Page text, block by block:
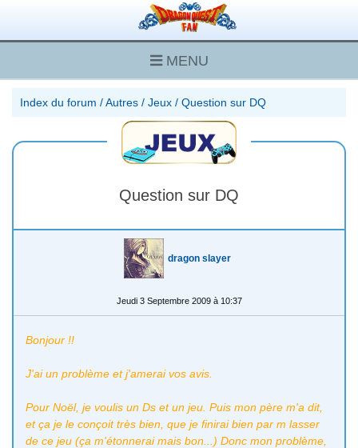
MENU
Index du forum /Autres / Jeux / Question sur DQ
Question sur DQ
dragon slayer
Jeudi 3 Septembre 2009 à 10:37
Bonjour !!
J'ai un problème et j'amerai vos avis.
Pour Noël, je voulis un Ds et un jeu. Puis mon père m'a dit,
et ça je le conçoit très bien, que je finirai bien par m lasser
de ce jeu (ça m'étonnerai mais bon...) Donc mon problème,